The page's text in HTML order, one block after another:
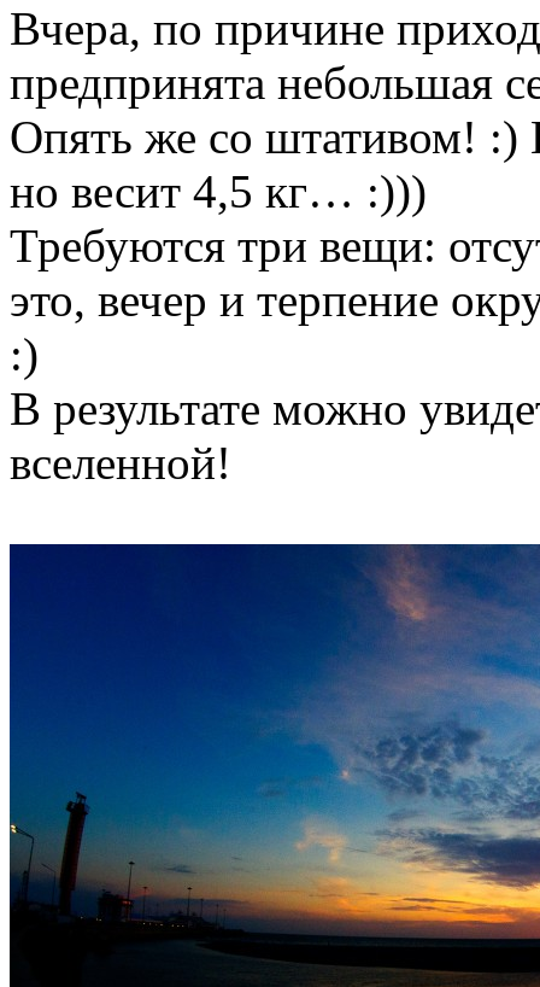
Вчера, по причине
предпринята небольшая
Опять же со штативом! :)
но весит 4,5 кг… :)))
Требуются три вещи:
это, вечер и терпение
:)
В результате можно
вселенной!